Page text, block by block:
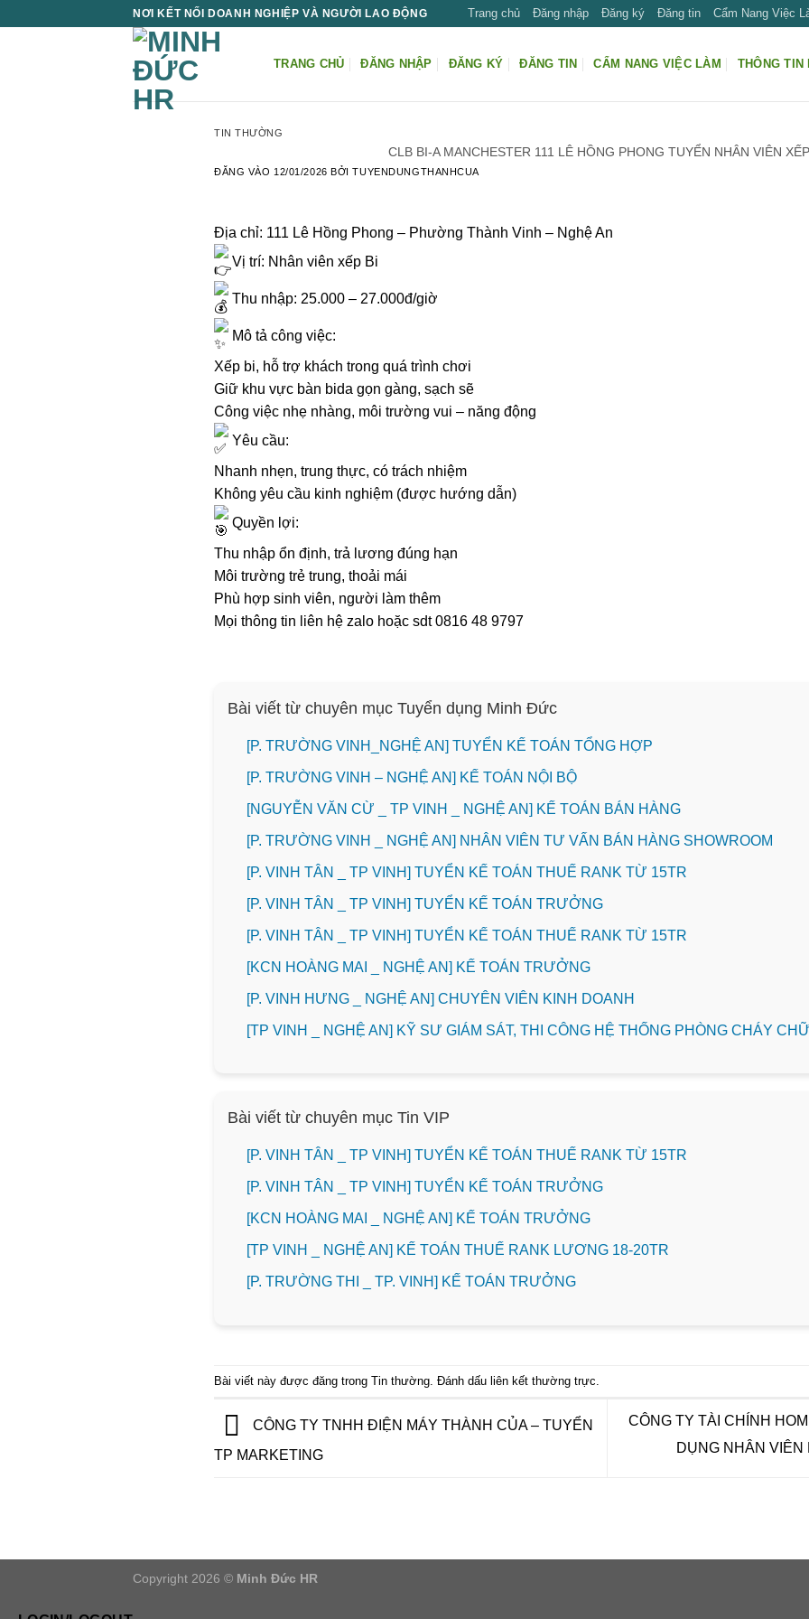
NƠI KẾT NỐI DOANH NGHIỆP VÀ NGƯỜI LAO ĐỘNG Trang chủ Đăng nhập Đăng ký Đăng tin Cẩm Nang Việc
TRANG CHỦ ĐĂNG NHẬP ĐĂNG KÝ ĐĂNG TIN CẨM NANG VIỆC LÀM THÔNG TIN
TIN THƯỜNG
CLB BI-A MANCHESTER 111 LÊ HỒNG PHONG TUYỂN NHÂN VIÊN
ĐĂNG VÀO 12/01/2026 BỞITUYENDUNGTHANHCUA
Địa chỉ: 111 Lê Hồng Phong – Phường Thành Vinh – Nghệ An
Vị trí: Nhân viên xếp Bi
Thu nhập: 25.000 – 27.000đ/giờ
Mô tả công việc:
Xếp bi, hỗ trợ khách trong quá trình chơi
Giữ khu vực bàn bida gọn gàng, sạch sẽ
Công việc nhẹ nhàng, môi trường vui – năng động
Yêu cầu:
Nhanh nhẹn, trung thực, có trách nhiệm
Không yêu cầu kinh nghiệm (được hướng dẫn)
Quyền lợi:
Thu nhập ổn định, trả lương đúng hạn
Môi trường trẻ trung, thoải mái
Phù hợp sinh viên, người làm thêm
Mọi thông tin liên hệ zalo hoặc sdt 0816 48 9797
Bài viết từ chuyên mục Tuyển dụng Minh Đức
[P. TRƯỜNG VINH_NGHỆ AN] TUYỂN KẾ TOÁN TỔNG HỢP
[P. TRƯỜNG VINH – NGHỆ AN] KẾ TOÁN NỘI BỘ
[NGUYỄN VĂN CỪ _ TP VINH _ NGHỆ AN] KẾ TOÁN BÁN HÀNG
[P. TRƯỜNG VINH _ NGHỆ AN] NHÂN VIÊN TƯ VẤN BÁN HÀNG SHOWROOM
[P. VINH TÂN _ TP VINH] TUYỂN KẾ TOÁN THUẾ RANK TỪ 15TR
[P. VINH TÂN _ TP VINH] TUYỂN KẾ TOÁN TRƯỞNG
[P. VINH TÂN _ TP VINH] TUYỂN KẾ TOÁN THUẾ RANK TỪ 15TR
️[KCN HOÀNG MAI _ NGHỆ AN] KẾ TOÁN TRƯỞNG
️[P. VINH HƯNG _ NGHỆ AN] CHUYÊN VIÊN KINH DOANH
[TP VINH _ NGHỆ AN] KỸ SƯ GIÁM SÁT, THI CÔNG HỆ THỐNG PHÒNG CHÁY
Bài viết từ chuyên mục Tin VIP
[P. VINH TÂN _ TP VINH] TUYỂN KẾ TOÁN THUẾ RANK TỪ 15TR
[P. VINH TÂN _ TP VINH] TUYỂN KẾ TOÁN TRƯỞNG
️[KCN HOÀNG MAI _ NGHỆ AN] KẾ TOÁN TRƯỞNG
[TP VINH _ NGHỆ AN] KẾ TOÁN THUẾ RANK LƯƠNG 18-20TR
️[P. TRƯỜNG THI _ TP. VINH] KẾ TOÁN TRƯỞNG
Bài viết này được đăng trong Tin thường . Đánh dấu liên kết thường trực
CÔNG TY TNHH ĐIỆN MÁY THÀNH CỦA – TUYỂN
TP MARKETING
CÔNG TY TÀI CHÍNH
DỤNG NHÂN VIÊN
Copyright 2026 © Minh Đức HR